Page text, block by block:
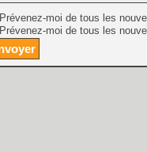
Prévenez-moi de tous les
Prévenez-moi de tous les